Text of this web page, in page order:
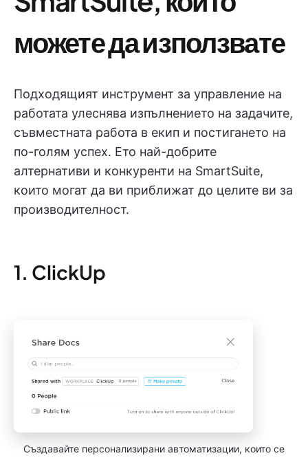
можете да използвате
Подходящият инструмент за управление на
работата улеснява изпълнението на задачите,
съвместната работа в екип и постигането на
по-голям успех. Ето най-добрите
алтернативи и конкуренти на SmartSuite,
които могат да ви приближат до целите ви за
производителност.
1. ClickUp
Създавайте персонализирани автоматизации, които се